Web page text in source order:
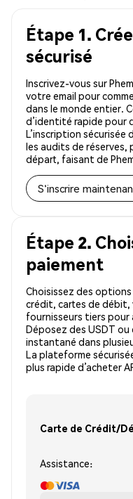
Étape 1.
sécurisé
Inscrivez-vous sur
votre email pour
dans le monde entier.
d’identité rapide pour
L’inscription sécurisée
les audits de
départ, faisant de
S'inscrire
Étape 2.
paiement
Choisissez des
crédit, cartes de débit,
fournisseurs tiers
Déposez des USDT
instantané dans
La plateforme
plus rapide d’acheter
Carte de Crédit/
Assistance: